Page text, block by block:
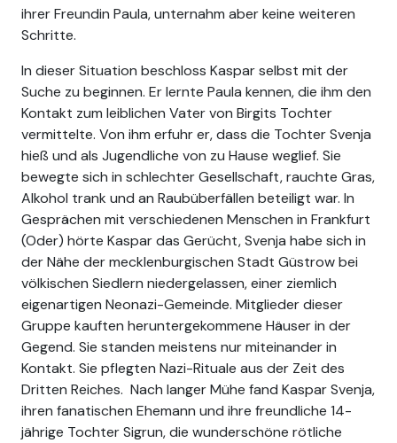
ihrer Freundin Paula, unternahm aber keine weiteren
Schritte.
In dieser Situation beschloss Kaspar selbst mit der
Suche zu beginnen. Er lernte Paula kennen, die ihm den
Kontakt zum leiblichen Vater von Birgits Tochter
vermittelte. Von ihm erfuhr er, dass die Tochter Svenja
hieß und als Jugendliche von zu Hause weglief. Sie
bewegte sich in schlechter Gesellschaft, rauchte Gras,
Alkohol trank und an Raubüberfällen beteiligt war. In
Gesprächen mit verschiedenen Menschen in Frankfurt
(Oder) hörte Kaspar das Gerücht, Svenja habe sich in
der Nähe der mecklenburgischen Stadt Güstrow bei
völkischen Siedlern niedergelassen, einer ziemlich
eigenartigen Neonazi-Gemeinde. Mitglieder dieser
Gruppe kauften heruntergekommene Häuser in der
Gegend. Sie standen meistens nur miteinander in
Kontakt. Sie pflegten Nazi-Rituale aus der Zeit des
Dritten Reiches. Nach langer Mühe fand Kaspar Svenja,
ihren fanatischen Ehemann und ihre freundliche 14-
jährige Tochter Sigrun, die wunderschöne rötliche